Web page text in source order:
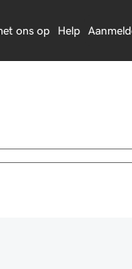
ons op Help